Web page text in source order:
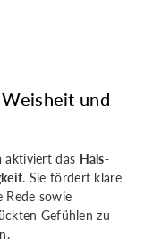
und
aktiviert das Hals-
. Sie fördert klare
Rede sowie
Gefühlen zu